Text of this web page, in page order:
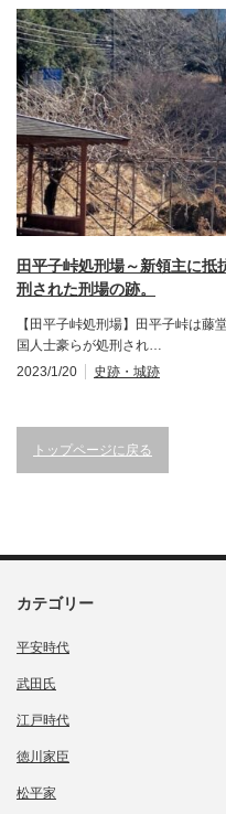
田平子峠処刑場～新領主に抵
刑された刑場の跡。
【田平子峠処刑場】田平子峠は
国人士豪らが処刑され…
2023/1/20
史跡・城跡
トップページに戻る
カテゴリー
平安時代
武田氏
江戸時代
徳川家臣
松平家